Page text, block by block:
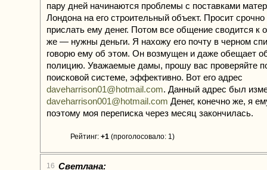
пару дней начинаются проблемы с поставками
Лондона на его строительный объект. Просит
прислать ему денег. Потом все общение сводится к
же — нужны деньги. Я нахожу его почту в черном
говорю ему об этом. Он возмущен и даже обещает
полицию. Уважаемые дамы, прошу вас проверяйте
поисковой системе, эффективно. Вот его адрес
daveharrison01@hotmail.com. Данный адрес был
daveharrison001@hotmail.com Денег, конечно же, я
поэтому моя переписка через месяц закончилась.
Рейтинг: +1 (проголосовало: 1)
16 Светлана: